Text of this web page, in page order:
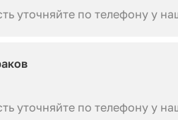
уточняйте по телефону у
уточняйте по телефону у